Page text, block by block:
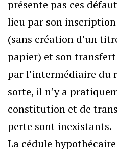
présente pas ces
lieu par son
(sans création d’un
papier) et son
par l’intermédiaire du
sorte, il n’y a
constitution et de
perte sont inexistants.
La cédule